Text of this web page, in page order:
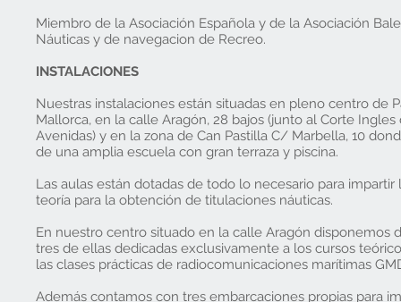
Miembro de la Asociación Española y de la Asociación
Náuticas y de navegacion de Recreo.
INSTALACIONES
Nuestras instalaciones están situadas en pleno centro de
Mallorca, en la calle Aragón, 28 bajos (junto al Corte Ingles
Avenidas) y en la zona de Can Pastilla C/ Marbella, 10
de una amplia escuela con gran terraza y piscina.
Las aulas están dotadas de todo lo necesario para impartir
teoría para la obtención de titulaciones náuticas.
En nuestro centro situado en la calle Aragón disponemos
tres de ellas dedicadas exclusivamente a los cursos
las clases prácticas de radiocomunicaciones marítimas
Además contamos con tres embarcaciones propias para